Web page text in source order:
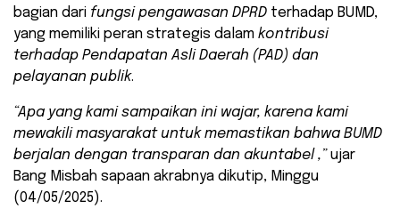
bagian dari fungsi pengawasan DPRD terhadap BUMD,
yang memiliki peran strategis dalam kontribusi
terhadap Pendapatan Asli Daerah (PAD) dan
pelayanan publik.
“Apa yang kami sampaikan ini wajar, karena kami
mewakili masyarakat untuk memastikan bahwa BUMD
berjalan dengan transparan dan akuntabel ,”ujar
Bang Misbah sapaan akrabnya dikutip, Minggu
(04/05/2025).